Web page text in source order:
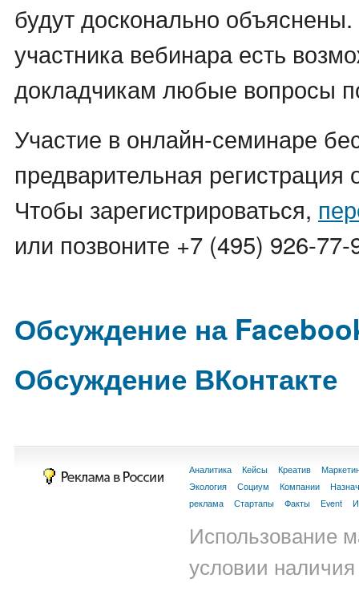
будут досконально
участника вебинара есть
докладчикам любые вопросы
Участие в онлайн-семинаре
предварительная регистрация
Чтобы зарегистрироваться,
или позвоните +7 (495) 926-
Обсуждение на
Обсуждение ВКонтакте
Аналитика Кейсы Креатив
Экология
Социум Компании
реклама
Стартапы Факты Event
Использование
условии